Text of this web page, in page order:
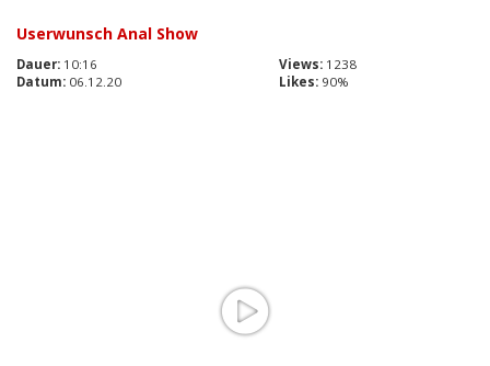
Userwunsch Anal Show
Dauer: 10:16 Views: 1238
Datum: 06.12.20 Likes: 90%